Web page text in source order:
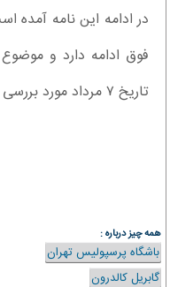
در ادامه این نامه
فوق ادامه دارد و
تاریخ ۷ مرداد مورد بررسی قرار می‌گیرد.
همه چیز درباره :
باشگاه پرسپولیس تهران
گابریل کالدرون